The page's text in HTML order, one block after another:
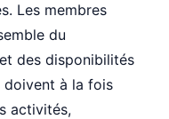
Les membres
du
des disponibilités
doivent à la fois
activités,